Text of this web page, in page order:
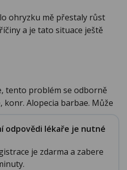
ohryzku mě přestaly růst
a je tato situace ještě
tento problém se odborně
konr. Alopecia barbae. Může
odpovědi lékaře je nutné
je zdarma a zabere